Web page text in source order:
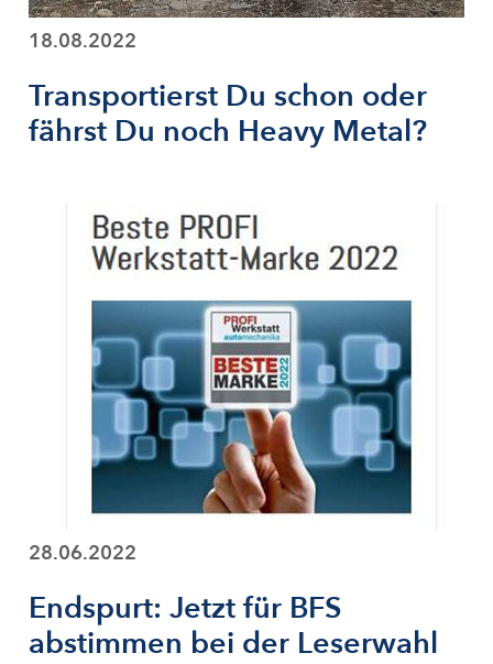
18.08.2022
Transportierst Du schon oder
fährst Du noch Heavy Metal?
28.06.2022
Endspurt: Jetzt für BFS
abstimmen bei der Leserwahl